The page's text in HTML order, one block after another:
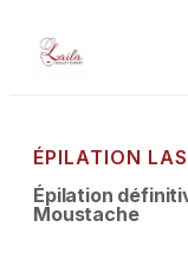
Accueil
À propos
ÉPILATION
Épilation
Moustache